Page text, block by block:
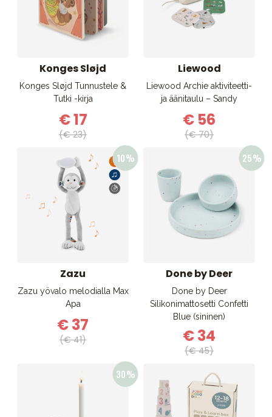
Konges Sløjd
Konges Sløjd Tunnustele &
Tutki -kirja
€ 17
(€ 23)
Liewood
Liewood Archie aktiviteetti-
ja äänitaulu – Sandy
€ 56
(€ 70)
Zazu
Zazu yövalo melodialla Max
Apa
€ 37
(€ 41)
Done by Deer
Done by Deer
Silikonimattosetti Confetti
Blue (sininen)
€ 34
(€ 45)